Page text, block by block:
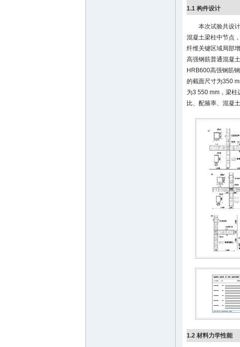
1.1 构件设计
本次试验共设
混凝土梁柱中节点
纤维关键区域局部
高强钢筋普通混凝
HRB600高强钢筋
的截面尺寸为350
为3 550 mm，梁柱
比、配箍率、混凝
1.2 材料力学性能